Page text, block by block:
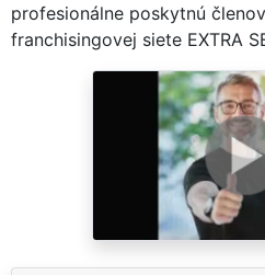
profesionálne poskytnú
franchisingovej siete EXTRA